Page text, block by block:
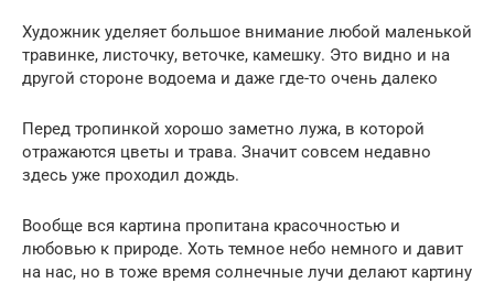
Художник уделяет большое внимание любой маленькой
травинке, листочку, веточке, камешку. Это видно и на
другой стороне водоема и даже где-то очень далеко
Перед тропинкой хорошо заметно лужа, в которой
отражаются цветы и трава. Значит совсем недавно
здесь уже проходил дождь.
Вообще вся картина пропитана красочностью и
любовью к природе. Хоть темное небо немного и давит
на нас, но в тоже время солнечные лучи делают картину